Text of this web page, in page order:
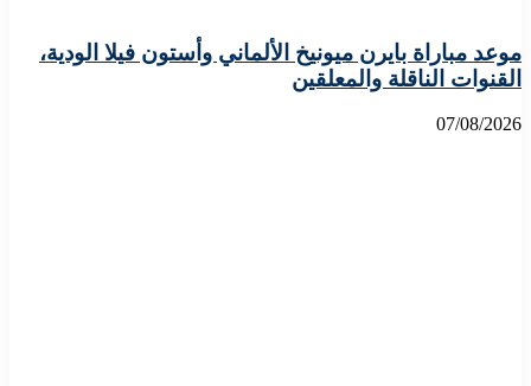
موعد مباراة بايرن ميونيخ الألماني وأستون فيلا الودية،
القنوات الناقلة والمعلقين
07/08/2026